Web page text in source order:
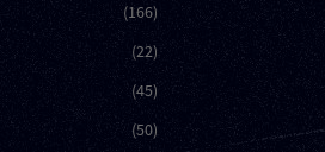
(166)
(22)
(45)
(50)